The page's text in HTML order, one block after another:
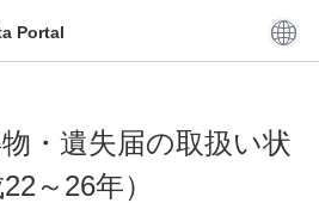
Portal
・遺失届の取扱い状
～26年）